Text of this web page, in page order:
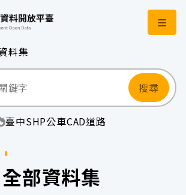
政府資料開
料集
搜尋
臺中SHP公車CAD道路
全部資料集